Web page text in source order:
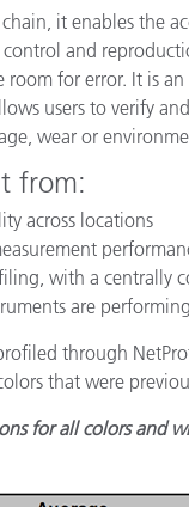
it enables the
and
for error. It is
users to verify
wear or
from:
across locations
with a centrally
are
through
that were
for all colors and